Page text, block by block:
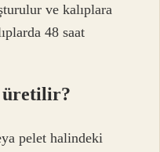
ve kalıplara
48 saat
üretilir?
pelet halindeki